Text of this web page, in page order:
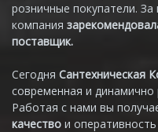
розничные покупатели.
компания
поставщик.
Сегодня Сантехническая
современная и
Работая с нами вы
качество и